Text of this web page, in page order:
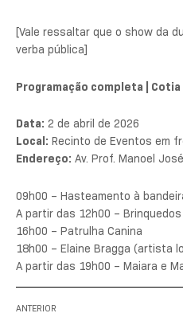
[Vale ressaltar que o show da
verba pública]
Programação completa | Cotia
Data: 2 de abril de 2026
Local: Recinto de Eventos em
Endereço: Av. Prof. Manoel
09h00 – Hasteamento à
A partir das 12h00 –
16h00 – Patrulha Canina
18h00 – Elaine Bragga (artista
A partir das 19h00 – Maiara e
ANTERIOR